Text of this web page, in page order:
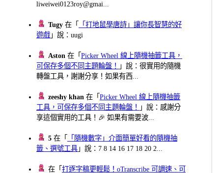
liweiwei0123roy@gmai...
Tugy 在「
「打地鼠學唐詩」讓你長智慧的好
遊戲 」說：uugi
Aston 在「Picker Wheel 線上隨機抽籤工具，
可保存多個不同主題輪盤！
」說：很實用的隨機
轉盤工具，謝謝分享！如果有西...
zeeshy khan 在「Picker Wheel 線上隨機抽籤
工具，可保存多個不同主題輪盤！
」說：感謝分
享這個實用的工具！🎉 如果有需要波...
5 在「
「隨機數字」介面簡單好看的隨機抽
籤、選號工具 」說：7 8 14 16 17 18 20 2...
在「打逐字稿更輕鬆！oTranscribe 可調速、可